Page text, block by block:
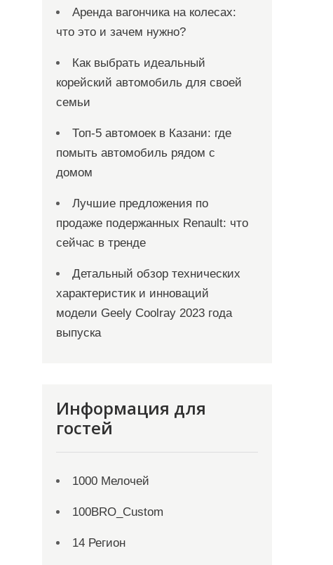
Аренда вагончика на колесах:
что это и зачем нужно?
Как выбрать идеальный
корейский автомобиль для своей
семьи
Топ-5 автомоек в Казани: где
помыть автомобиль рядом с
домом
Лучшие предложения по
продаже подержанных Renault: что
сейчас в тренде
Детальный обзор технических
характеристик и инноваций
модели Geely Coolray 2023 года
выпуска
Информация для
гостей
1000 Мелочей
100BRO_Custom
14 Регион